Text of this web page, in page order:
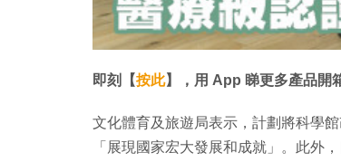
即刻【按此】，用 App 睇更多產品開
文化體育及旅遊局表示，計劃將科學
「展現國家宏大發展和成就」。此外